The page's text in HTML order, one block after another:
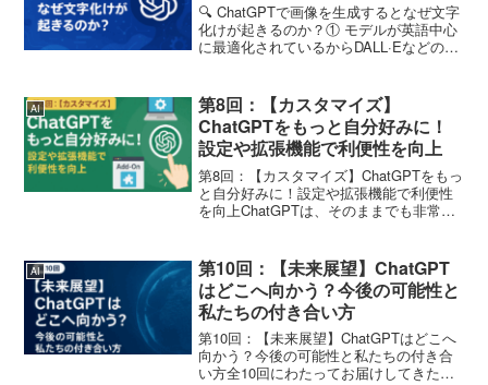
🔍 ChatGPTで画像を生成するとなぜ文字
化けが起きるのか？① モデルが英語中心
に最適化されているからDALL·Eなどの画
を入れるのは得意ですが、日本語の文字
コードや...
AI
第8回：【カスタマイズ】
ChatGPTをもっと自分好みに！
設定や拡張機能で利便性を向上
第8回：【カスタマイズ】ChatGPTをもっ
と自分好みに！設定や拡張機能で利便性
を向上ChatGPTは、そのままでも非常に
使いやすく、よりパーソナライズされた
体験へと進...
AI
第10回：【未来展望】ChatGPT
はどこへ向かう？今後の可能性と
私たちの付き合い方
第10回：【未来展望】ChatGPTはどこへ
向かう？今後の可能性と私たちの付き合
い方全10回にわたってお届けしてきた